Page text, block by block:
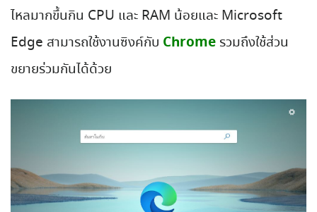
ไหลมากขึ้นกิน CPU และ RAM น้อยและ Microsoft
Edge สามารถใช้งานซิงค์กับ Chrome รวมถึงใช้ส่วน
ขยายร่วมกันได้ด้วย